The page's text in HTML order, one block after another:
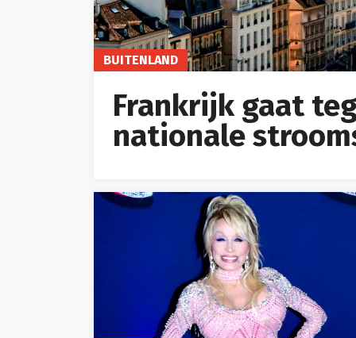
BUITENLAND
Frankrijk gaat
nationale